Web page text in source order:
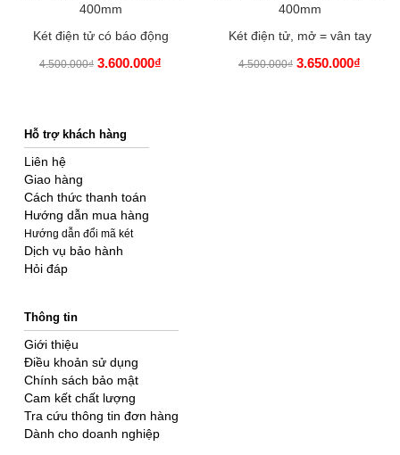
400mm
Két điện tử có báo động
4.500.000₫ 3.600.000₫
400mm
Két điện tử, mở = vân tay
4.500.000₫ 3.650.000₫
Hỗ trợ khách hàng
Liên hệ
Giao hàng
Cách thức thanh toán
Hướng dẫn mua hàng
Hướng dẫn đổi mã két
Dịch vụ bảo hành
Hỏi đáp
Thông tin
Giới thiệu
Điều khoản sử dụng
Chính sách bảo mật
Cam kết chất lượng
Tra cứu thông tin đơn hàng
Dành cho doanh nghiệp